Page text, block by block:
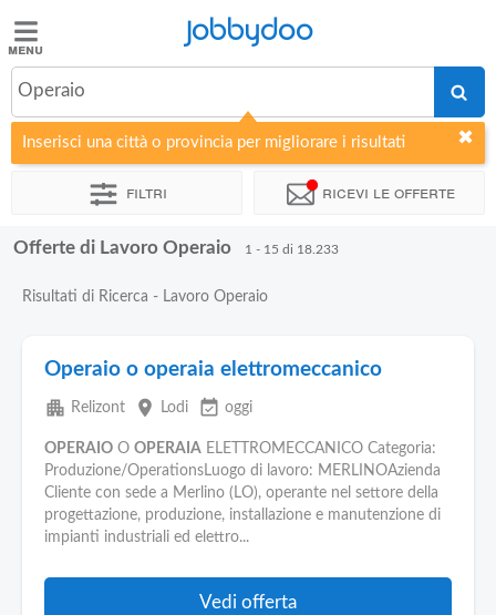
Jobbydoo
Offerte
di
lavoro
Elenco
Blog
Pubblica
Offerte
Jobbydoo
Operaio
Inserisci una città o provincia per migliorare i risultati
Filtri Ricevi le offerte
Offerte di Lavoro Operaio 1 - 15 di 18.233
Risultati di Ricerca - Lavoro Operaio
Operaio o operaia elettromeccanico
apartment Relizont place Lodi event_available oggi
OPERAIO O OPERAIA ELETTROMECCANICO Categoria:
Produzione/OperationsLuogo di lavoro: MERLINOAzienda
Cliente con sede a Merlino (LO), operante nel settore della
progettazione, produzione, installazione e manutenzione di
impianti industriali ed elettro...
Vedi offerta